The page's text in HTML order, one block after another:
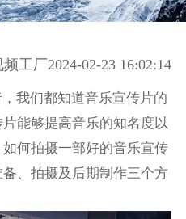
频工厂2024-02-23 16:02:14
我们都知道音乐宣传片的
能够提高音乐的知名度以
何拍摄一部好的音乐宣传
、拍摄及后期制作三个方